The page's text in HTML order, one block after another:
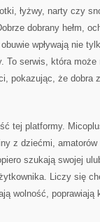
łyżwy, narty czy
dobrany hełm,
wpływają nie
To serwis, która może
pokazując, że dobra
tej platformy.
z dziećmi,
szukają swojej
Liczy się
wolność, poprawiają